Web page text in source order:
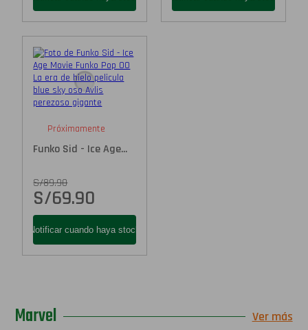
Próximamente
Funko Sid - Ice Age...
S/89.90
S/69.90
Marvel Ver más